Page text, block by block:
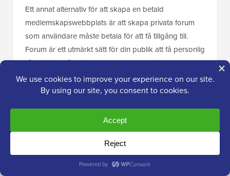
Ett annat alternativ för att skapa en betald
medlemskapswebbplats är att skapa privata forum
som användare måste betala för att få tillgång till.
Forum är ett utmärkt sätt för din publik att få personlig
rådgivning från dig. Andra medlemmar i
gemenskapen kan också interagera och hjälpa
varandra.
Även om moderering av ett forum kan vara mycket
arbete, är ett betalt forum ett utmärkt sätt att tjäna
återkommande intäkter från din WordPress-
webbplats.